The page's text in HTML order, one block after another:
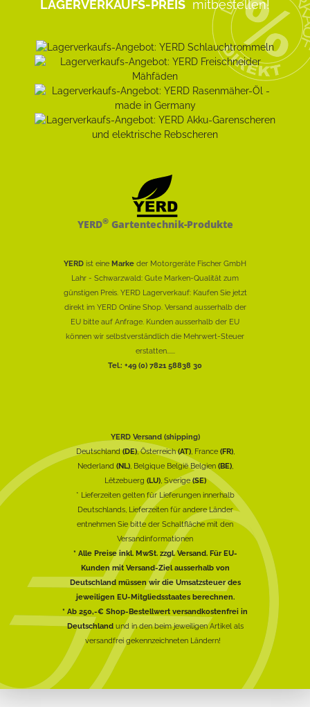
LAGERVERKAUFS-PREIS mitbestellen!
YERD®Gartentechnik-Produkte
YERD ist eine Marke der Motorgeräte Fischer GmbH
Lahr - Schwarzwald: Gute Marken-Qualität zum
günstigen Preis. YERD Lagerverkauf: Kaufen Sie jetzt
direkt im YERD Online Shop. Versand ausserhalb der
EU bitte auf Anfrage. Kunden ausserhalb der EU
können wir selbstverständlich die Mehrwert-Steuer
erstatten......
Tel.: +49 (0) 7821 58838 30
YERD Versand (shipping)
Deutschland(DE), Österreich(AT), France (FR),
Nederland (NL), Belgique België Belgien (BE),
Lëtzebuerg (LU), Sverige(SE)
* Lieferzeiten gelten für Lieferungen innerhalb
Deutschlands, Lieferzeiten für andere Länder
entnehmen Sie bitte der Schaltfläche mit den
Versandinformationen
* Alle Preise inkl. MwSt. zzgl. Versand. Für EU-
Kunden mit Versand-Ziel ausserhalb von
Deutschland müssen wir die Umsatzsteuer des
jeweiligen EU-Mitgliedsstaates berechnen.
* Ab 250,-€ Shop-Bestellwert versandkostenfrei in
Deutschlandund in den beim jeweiligen Artikel als
versandfrei gekennzeichneten Ländern!